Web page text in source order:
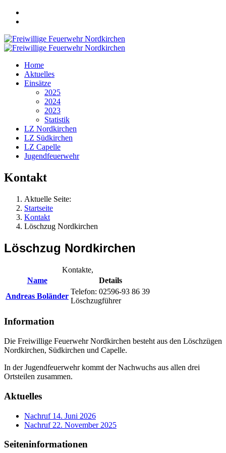
Home
Aktuelles
Einsätze
2025
2024
2023
Statistik
LZ Nordkirchen
LZ Südkirchen
LZ Capelle
Jugendfeuerwehr
Kontakt
Aktuelle Seite:
Startseite
Kontakt
Löschzug Nordkirchen
Löschzug Nordkirchen
Kontakte,
Name
Details
Andreas Boländer
Telefon: 02596-93 86 39
Löschzugführer
Information
Die Freiwillige Feuerwehr Nordkirchen besteht aus den Löschzügen
Nordkirchen, Südkirchen und Capelle.
In der Jugendfeuerwehr kommt der Nachwuchs aus allen drei
Ortsteilen zusammen.
Aktuelles
Nachruf 14. Juni 2026
Nachruf 22. November 2025
Seiteninformationen